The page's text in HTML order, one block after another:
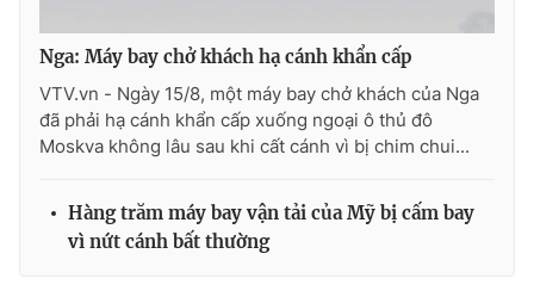
Nga: Máy bay chở khách hạ cánh khẩn cấp
VTV.vn - Ngày 15/8, một máy bay chở khách của Nga
đã phải hạ cánh khẩn cấp xuống ngoại ô thủ đô
Moskva không lâu sau khi cất cánh vì bị chim chui...
Hàng trăm máy bay vận tải của Mỹ bị cấm bay
vì nứt cánh bất thường